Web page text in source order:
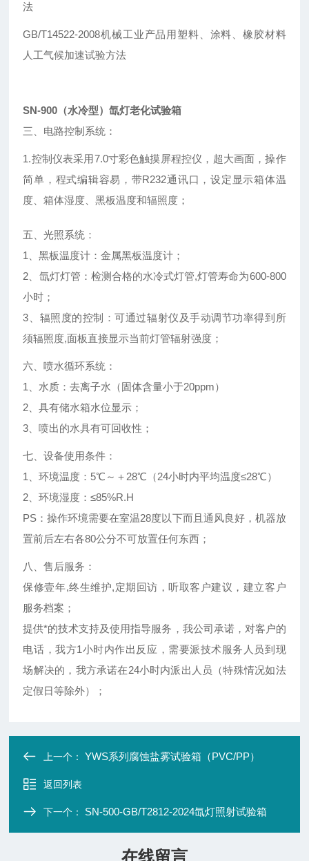
法
GB/T14522-2008机械工业产品用塑料、涂料、橡胶材料
人工气候加速试验方法
SN-900（水冷型）氙灯老化试验箱
三、电路控制系统：
1.控制仪表采用7.0寸彩色触摸屏程控仪，超大画面，操作
简单，程式编辑容易，带R232通讯口，设定显示箱体温
度、箱体湿度、黑板温度和辐照度；
五、光照系统：
1、黑板温度计：金属黑板温度计；
2、氙灯灯管：检测合格的水冷式灯管,灯管寿命为600-800
小时；
3、辐照度的控制：可通过辐射仪及手动调节功率得到所
须辐照度,面板直接显示当前灯管辐射强度；
六、喷水循环系统：
1、水质：去离子水（固体含量小于20ppm）
2、具有储水箱水位显示；
3、喷出的水具有可回收性；
七、设备使用条件：
1、环境温度：5℃～＋28℃（24小时内平均温度≤28℃）
2、环境湿度：≤85%R.H
PS：操作环境需要在室温28度以下而且通风良好，机器放
置前后左右各80公分不可放置任何东西；
八、售后服务：
保修壹年,终生维护,定期回访，听取客户建议，建立客户
服务档案；
提供*的技术支持及使用指导服务，我公司承诺，对客户的
电话，我方1小时内作出反应，需要派技术服务人员到现
场解决的，我方承诺在24小时内派出人员（特殊情况如法
定假日等除外）；
上一个：YWS系列腐蚀盐雾试验箱（PVC/PP）
返回列表
下一个： SN-500-GB/T2812-2024氙灯照射试验箱
在线留言